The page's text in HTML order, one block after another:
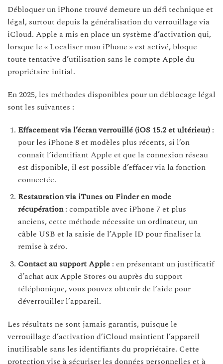
Débloquer un iPhone trouvé demeure un défi technique et
légal, surtout depuis la généralisation du verrouillage via
iCloud. Apple a mis en place un système d’activation qui,
lorsque le « Localiser mon iPhone » est activé, bloque
toute tentative d’utilisation sans le compte Apple du
propriétaire initial.
En 2025, les méthodes disponibles pour un déblocage légal
sont les suivantes :
Effacement via l’écran verrouillé (iOS 15.2 et ultérieur):
pour les iPhone 8 et modèles plus récents, si l’on
connaît l’identifiant Apple et que la connexion réseau
est disponible, il est possible d’effacer via la fonction
connectée.
Restauration via iTunes ou Finder en mode
récupération: compatible avec iPhone 7 et plus
anciens, cette méthode nécessite un ordinateur, un
câble USB et la saisie de l’Apple ID pour finaliser la
remise à zéro.
Contact au support Apple: en présentant un justificatif
d’achat aux Apple Stores ou auprès du support
téléphonique, vous pouvez obtenir de l’aide pour
déverrouiller l’appareil.
Les résultats ne sont jamais garantis, puisque le
verrouillage d’activation d’iCloud maintient l’appareil
inutilisable sans les identifiants du propriétaire. Cette
protection vise à sécuriser les données personnelles et à